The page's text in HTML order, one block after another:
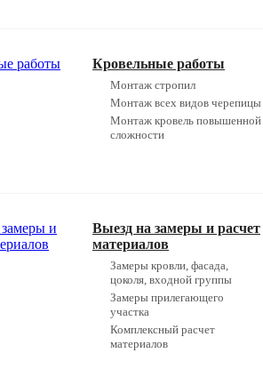
Кровельные работы
Монтаж стропил
Монтаж всех видов черепицы
Монтаж кровель повышенной
сложности
Выезд на замеры и расчет
материалов
Замеры кровли, фасада,
цоколя, входной группы
Замеры прилегающего
участка
Комплексный расчет
материалов